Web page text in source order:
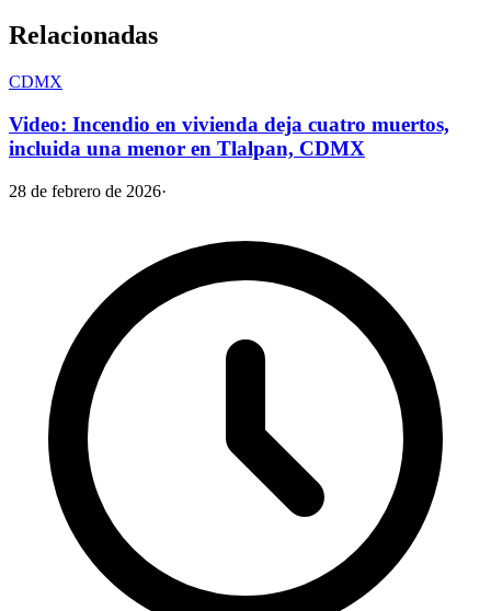
Relacionadas
CDMX
Video: Incendio en vivienda deja cuatro muertos,
incluida una menor en Tlalpan, CDMX
28 de febrero de 2026·